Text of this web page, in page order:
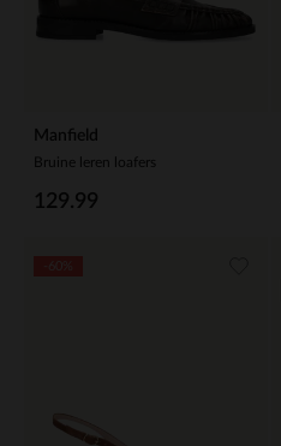
Manfield
Bruine leren loafers
129.99